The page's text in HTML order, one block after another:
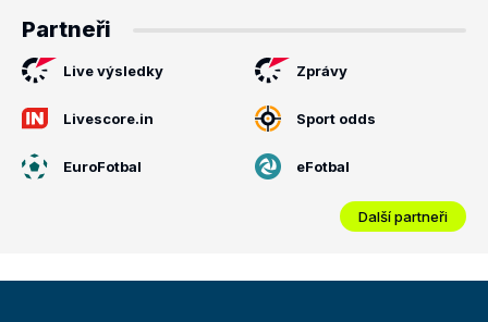
Partneři
Live výsledky Zprávy
Livescore.in Sport odds
EuroFotbal eFotbal
Další partneři